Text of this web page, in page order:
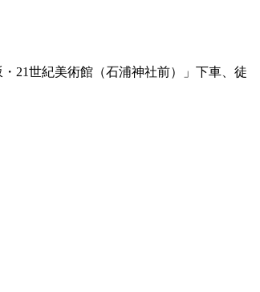
21世紀美術館（石浦神社前）」下車、徒